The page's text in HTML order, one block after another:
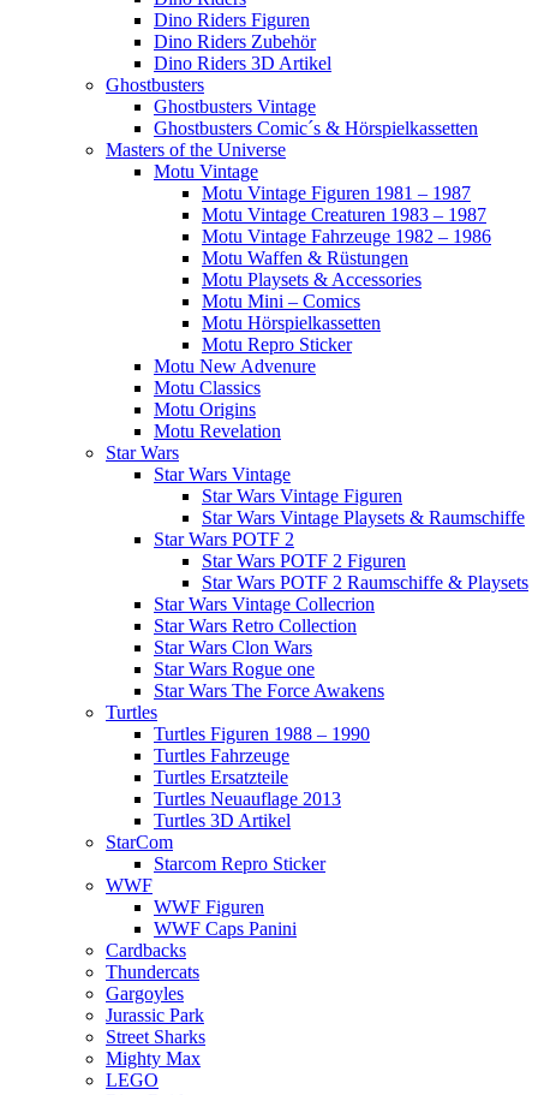
Dino Riders Figuren
Dino Riders Zubehör
Dino Riders 3D Artikel
Ghostbusters
Ghostbusters Vintage
Ghostbusters Comic´s & Hörspielkassetten
Masters of the Universe
Motu Vintage
Motu Vintage Figuren 1981 – 1987
Motu Vintage Creaturen 1983 – 1987
Motu Vintage Fahrzeuge 1982 – 1986
Motu Waffen & Rüstungen
Motu Playsets & Accessories
Motu Mini – Comics
Motu Hörspielkassetten
Motu Repro Sticker
Motu New Advenure
Motu Classics
Motu Origins
Motu Revelation
Star Wars
Star Wars Vintage
Star Wars Vintage Figuren
Star Wars Vintage Playsets & Raumschiffe
Star Wars POTF 2
Star Wars POTF 2 Figuren
Star Wars POTF 2 Raumschiffe & Playsets
Star Wars Vintage Collecrion
Star Wars Retro Collection
Star Wars Clon Wars
Star Wars Rogue one
Star Wars The Force Awakens
Turtles
Turtles Figuren 1988 – 1990
Turtles Fahrzeuge
Turtles Ersatzteile
Turtles Neuauflage 2013
Turtles 3D Artikel
StarCom
Starcom Repro Sticker
WWF
WWF Figuren
WWF Caps Panini
Cardbacks
Thundercats
Gargoyles
Jurassic Park
Street Sharks
Mighty Max
LEGO